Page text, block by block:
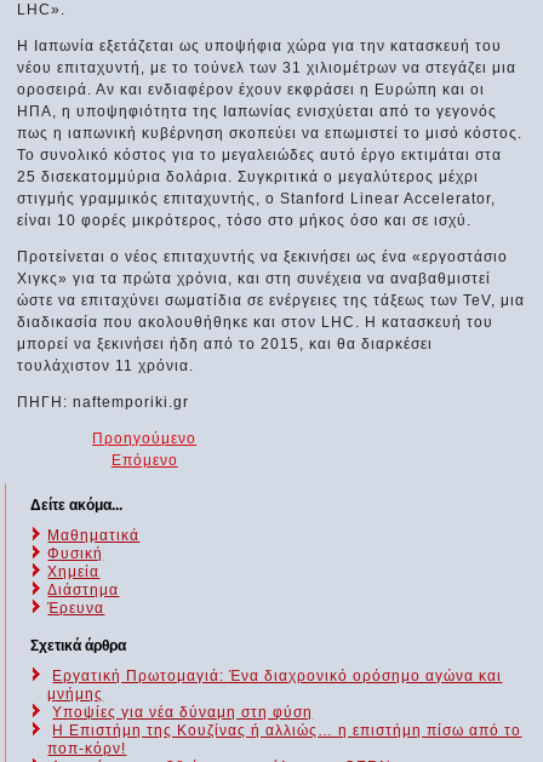
LHC».
Η Ιαπωνία εξετάζεται ως υποψήφια χώρα για την κατασκευή του
νέου επιταχυντή, με το τούνελ των 31 χιλιομέτρων να στεγάζει μια
οροσειρά. Αν και ενδιαφέρον έχουν εκφράσει η Ευρώπη και οι
ΗΠΑ, η υποψηφιότητα της Ιαπωνίας ενισχύεται από το γεγονός
πως η ιαπωνική κυβέρνηση σκοπεύει να επωμιστεί το μισό κόστος.
Το συνολικό κόστος για το μεγαλειώδες αυτό έργο εκτιμάται στα
25 δισεκατομμύρια δολάρια. Συγκριτικά ο μεγαλύτερος μέχρι
στιγμής γραμμικός επιταχυντής, ο Stanford Linear Accelerator,
είναι 10 φορές μικρότερος, τόσο στο μήκος όσο και σε ισχύ.
Προτείνεται ο νέος επιταχυντής να ξεκινήσει ως ένα «εργοστάσιο
Χιγκς» για τα πρώτα χρόνια, και στη συνέχεια να αναβαθμιστεί
ώστε να επιταχύνει σωματίδια σε ενέργειες της τάξεως των TeV, μια
διαδικασία που ακολουθήθηκε και στον LHC. Η κατασκευή του
μπορεί να ξεκινήσει ήδη από το 2015, και θα διαρκέσει
τουλάχιστον 11 χρόνια.
ΠΗΓΗ: naftemporiki.gr
Προηγούμενο
Επόμενο
Δείτε ακόμα...
Μαθηματικά
Φυσική
Χημεία
Διάστημα
Έρευνα
Σχετικά άρθρα
Εργατική Πρωτομαγιά: Ένα διαχρονικό ορόσημο αγώνα και
μνήμης
Υποψίες για νέα δύναμη στη φύση
Η Επιστήμη της Κουζίνας ή αλλιώς… η επιστήμη πίσω από το
ποπ-κόρν!